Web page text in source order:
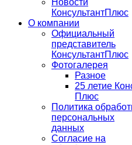
Новости
КонсультантПлюс
О компании
Официальный
представитель
КонсультантПлюс
Фотогалерея
Разное
25 летие
Плюс
Политика
персональных
данных
Согласие на